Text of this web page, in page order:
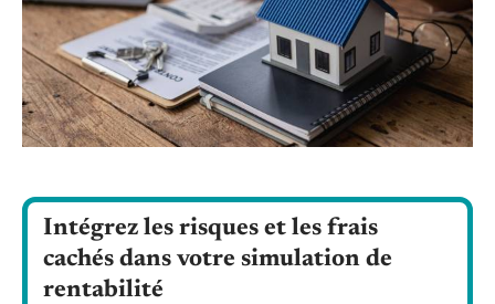
Intégrez les risques et les frais
cachés dans votre simulation de
rentabilité